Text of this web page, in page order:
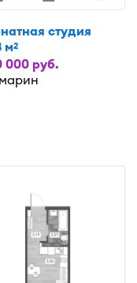
студия
м2
000 руб.